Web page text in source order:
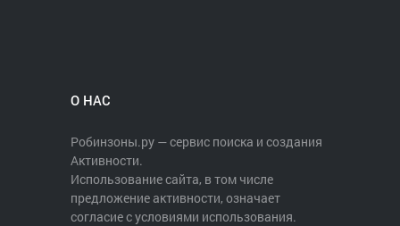
О НАС
Робинзоны.ру — сервис поиска и создания
Активности.
Использование сайта, в том числе
предложение активности, означает
согласие с условиями использования.